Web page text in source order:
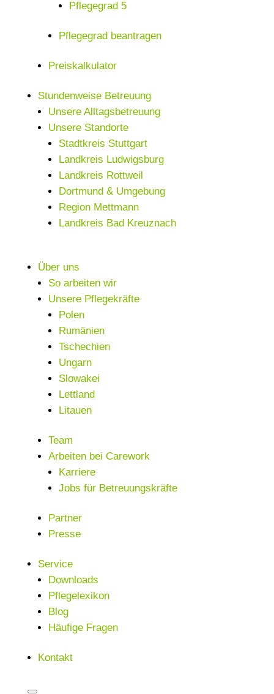
Pflegegrad 5
Pflegegrad beantragen
Preiskalkulator
Stundenweise Betreuung
Unsere Alltagsbetreuung
Unsere Standorte
Stadtkreis Stuttgart
Landkreis Ludwigsburg
Landkreis Rottweil
Dortmund & Umgebung
Region Mettmann
Landkreis Bad Kreuznach
Über uns
So arbeiten wir
Unsere Pflegekräfte
Polen
Rumänien
Tschechien
Ungarn
Slowakei
Lettland
Litauen
Team
Arbeiten bei Carework
Karriere
Jobs für Betreuungskräfte
Partner
Presse
Service
Downloads
Pflegelexikon
Blog
Häufige Fragen
Kontakt